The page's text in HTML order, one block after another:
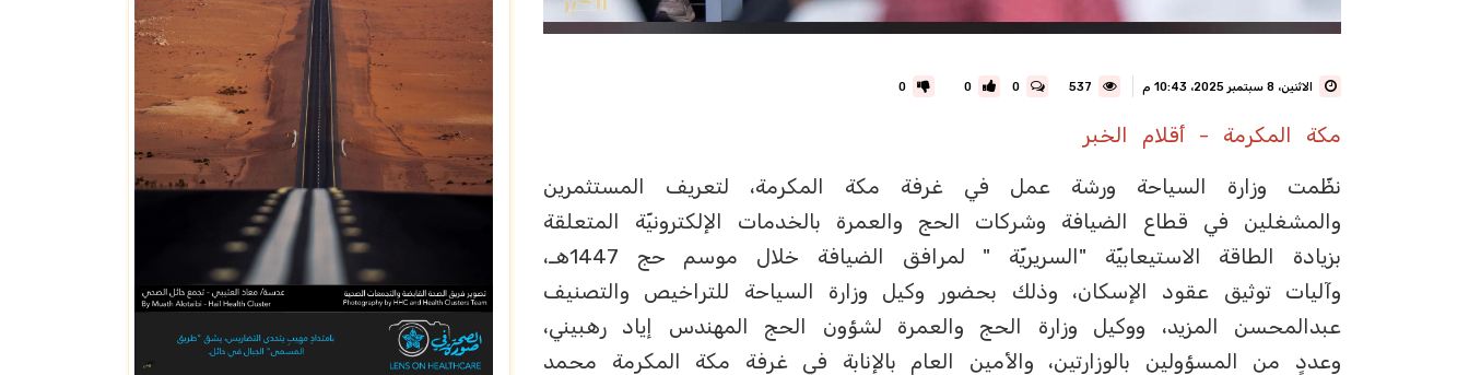
الاثنين، 8 سبتمبر 2025، 10:43 م 0
0
0
مكة المكرمة - أقلام الخبر
نظّمت وزارة السياحة ورشة عمل في غرفة مكة المكرمة، لتعريف المستثمرين
والمشغلين في قطاع الضيافة وشركات الحج والعمرة بالخدمات الإلكترونيّة المتعلقة
بزيادة الطاقة الاستيعابيّة "السريريّة " لمرافق الضيافة خلال موسم حج 1447هـ،
وآليات توثيق عقود الإسكان، وذلك بحضور وكيل وزارة السياحة للتراخيص والتصنيف
عبدالمحسن المزيد، ووكيل وزارة الحج والعمرة لشؤون الحج المهندس إياد رهبيني،
وعددٍ من المسؤولين بالوزارتين، والأمين العام بالإنابة في غرفة مكة المكرمة محمد